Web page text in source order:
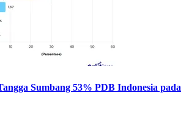
Sumbang 53% PDB Indonesia pada